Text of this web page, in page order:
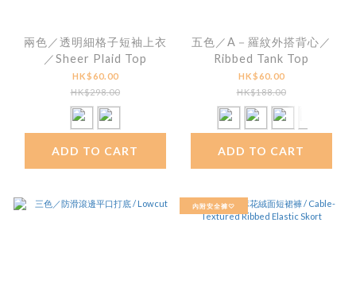
兩色／透明細格子短袖上衣
／Sheer Plaid Top
HK$60.00
HK$298.00
ADD TO CART
五色／A－羅紋外搭背心／
Ribbed Tank Top
HK$60.00
HK$188.00
ADD TO CART
內附安全褲♡